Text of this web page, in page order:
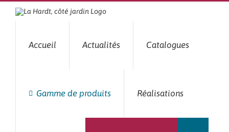
Passer
Accueil Actualités Catalogues
Gamme de produits Réalisations